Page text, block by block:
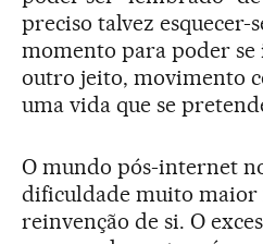
preciso talvez esquecer-
momento para poder
outro jeito, movimento
uma vida que se
O mundo pós-internet
dificuldade muito maior
reinvenção de si. O